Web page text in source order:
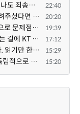
몇시간 분량이 6Mbyte라서 올리기에는 너무나도 죄송스럽기에 재미나이에게 의뢰했습니다. 22:40
고생하셨습니다! 디버그에 나오는 내용을 올려주셨다면 도움을 드릴 수 있었을지도 모르지만, 아무래도 댓글... 20:20
로그파일을 분석할 수 능력과 말씀하신 방법으로 문제점을 찾아도 ... 이게 뭔말인지 이해할 수 없는 상황이... 19:39
무선 충전기 문제 해결했어요. 치과에 다녀오는 길에 KT 매장에 잠깐 들렀어요. KT매장에 물어보니까 그 원... 17:12
1. 불가능한건 아니지만 권장하지도 않습니다. 읽기만 한다면 대체로 큰 문제는 없지만 외부 프로그램이 라... 15:29
라이믹스와 전혀 관계없는 프로그램이라면 독립적으로 운영하셔도 무방합니다. 단, 라이믹스 설치 경로의 상... 15:20